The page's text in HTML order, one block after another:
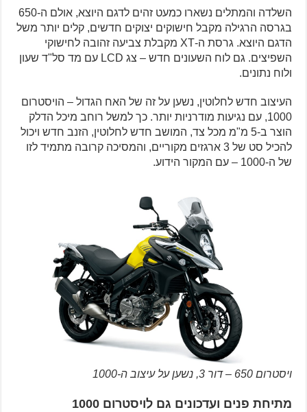
השלדה והמתלים נשארו כמעט זהים לדגם היוצא, אולם ה-650
בגרסה הרגילה מקבל חישוקים יצוקים חדשים, קלים יותר משל
הדגם היוצא. גרסת ה-XT מקבלת צביעה זהובה לחישוקי
השפיצים. גם לוח השעונים חדש – צג LCD עם מד סל"ד שעון
ולוח נתונים.
העיצוב חדש לחלוטין, נשען על זה של האח הגדול – הויסטרום
1000, עם נגיעות מודרניות יותר. כך למשל רוחב מיכל הדלק
הוצר ב-5 מ"מ מכל צד, המושב חדש לחלוטין, הזנב חדש ויכול
להכיל סט של 3 ארגזים מקוריים, והמסיכה קרובה מתמיד לזו
של ה-1000 – עם המקור הידוע.
ויסטרום 650 – דור 3, נשען על עיצוב ה-1000
מתיחת פנים ועדכונים גם לויסטרום 1000